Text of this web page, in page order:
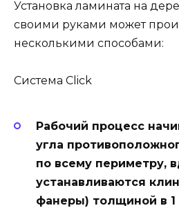
Установка ламината на
своими руками может
несколькими способами:
Система Click
Рабочий процесс
угла
по всему периметру,
устанавливаются
фанеры) толщиной в 1